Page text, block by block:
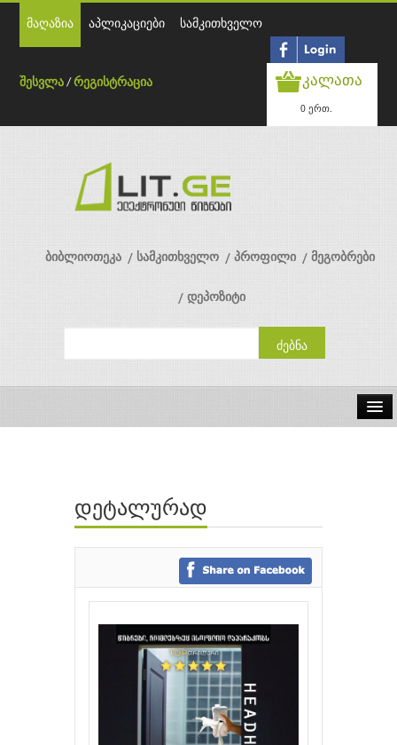
მაღაზია აპლიკაციები სამკითხველო
შესვლა /რეგისტრაცია კალათა
0 ერთ.
ბიბლიოთეკა სამკითხველო პროფილი მეგობრები
დეპოზიტი
ავტორები
გამომცემლობები
დეტალურად